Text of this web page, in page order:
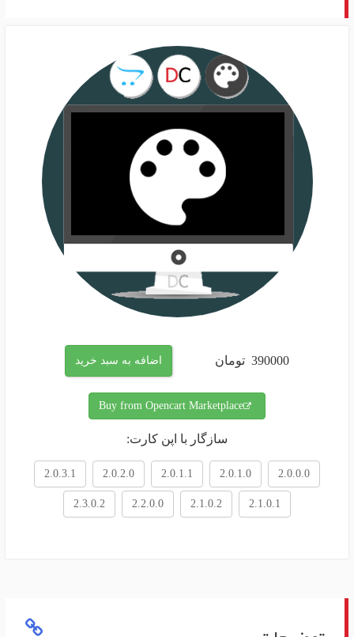
390000 تومان اضافه به سبد خرید
Buy from Opencart Marketplace
سازگار با اپن کارت:
2.0.0.0
2.0.1.0
2.0.1.1
2.0.2.0
2.0.3.1
2.1.0.1
2.1.0.2
2.2.0.0
2.3.0.2